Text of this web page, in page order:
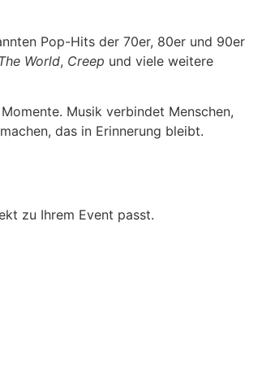
Pop-Hits der 70er, 80er und 90er
World, Creep und viele weitere
Musik verbindet Menschen,
das in Erinnerung bleibt.
zu Ihrem Event passt.